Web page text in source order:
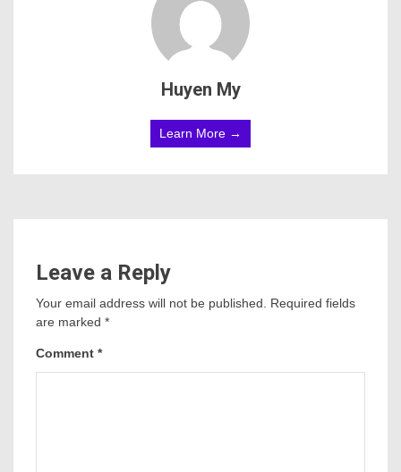
Huyen My
Learn More →
Leave a Reply
Your email address will not be published. Required fields
are marked *
Comment *